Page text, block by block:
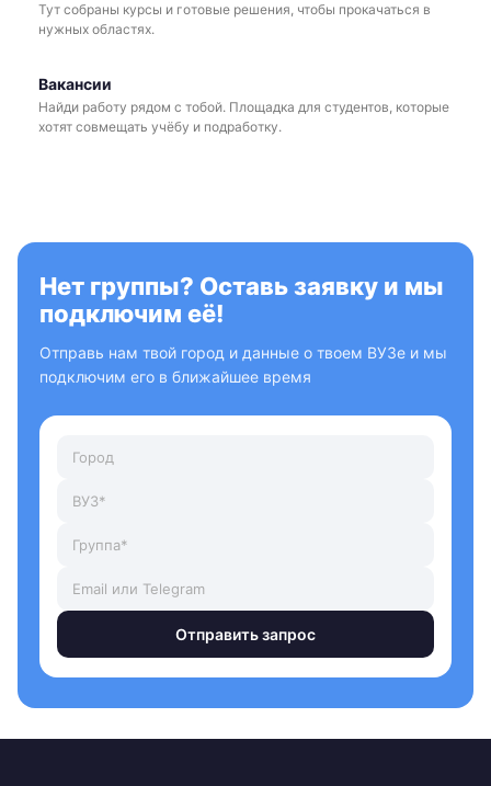
Тут собраны курсы и готовые решения, чтобы прокачаться в
нужных областях.
Вакансии
Найди работу рядом с тобой. Площадка для студентов, которые
хотят совмещать учёбу и подработку.
Нет группы? Оставь заявку и мы
подключим её!
Отправь нам твой город и данные о твоем ВУЗе и мы
подключим его в ближайшее время
Отправить запрос